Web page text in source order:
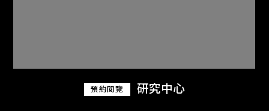
預約閱覽 研究中心
關於M+藏品
探索世界頂級的二十及二十一世紀視覺